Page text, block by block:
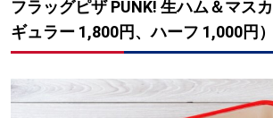
フラッグピザ PUNK! 生ハム＆マス
ギュラー 1,800円、ハーフ 1,000円）